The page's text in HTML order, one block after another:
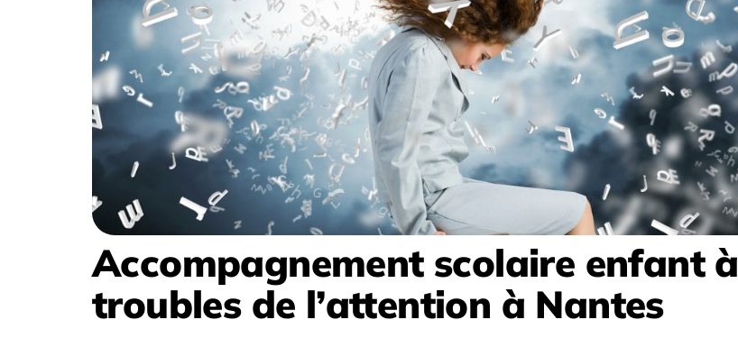
Accompagnement scolaire enfant à
troubles de l’attention à Nantes